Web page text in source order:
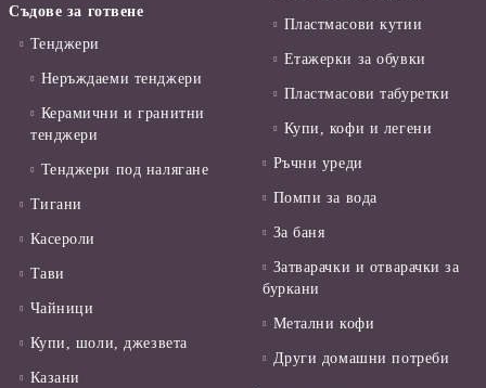
Съдове за готвене
Тенджери
Неръждаеми тенджери
Керамични и гранитни
тенджери
Тенджери под налягане
Тигани
Касероли
Тави
Чайници
Купи, шоли, джезвета
Казани
Пластмасови кутии
Етажерки за обувки
Пластмасови табуретки
Купи, кофи и легени
Ръчни уреди
Помпи за вода
За баня
Затварачки и отварачки за
буркани
Метални кофи
Други домашни потреби